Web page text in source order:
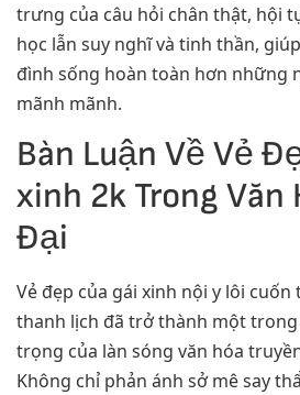
trưng của câu hỏi chân thật, hội
học lẫn suy nghĩ và tinh thần,
đình sống hoàn toàn hơn những
mãnh mãnh.
Bàn Luận Về Vẻ
xinh 2k Trong Văn
Đại
Vẻ đẹp của gái xinh nội y lôi
thanh lịch đã trở thành một
trọng của làn sóng văn hóa
Không chỉ phản ánh sở mê say